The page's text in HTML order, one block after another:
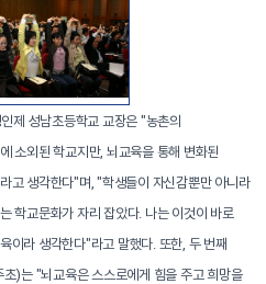
제 성남초등학교 교장은 "농촌의
소외된 학교지만, 뇌교육을 통해 변화된
고 생각한다"며, "학생들이 자신감뿐만 아니라
학교문화가 자리 잡았다. 나는 이것이 바로
이라 생각한다"라고 말했다. 또한, 두 번째
)는 "뇌교육은 스스로에게 힘을 주고 희망을